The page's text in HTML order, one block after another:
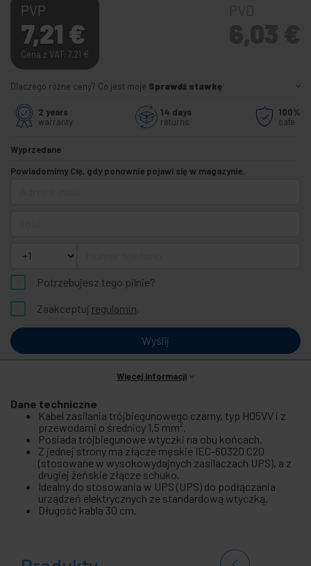
PVP
7,21 €
Cena z VAT: 7,21 €
Dlaczego różne ceny? Co jest moje Sprawdź stawkę
2 years
warranty
14 days
returns
100%
safe
Wyprzedane
Powiadomimy Cię, gdy ponownie pojawi się w magazynie.
Potrzebujesz tego pilnie?
Zaakceptuj regulamin.
Wyślij
Więcej informacji
Dane techniczne
Kabel zasilania trójbiegunowego czarny, typ H05VV i z
przewodami o średnicy 1,5 mm².
Posiada trójbiegunowe wtyczki na obu końcach.
Z jednej strony ma złącze męskie IEC-60320 C20
(stosowane w wysokowydajnych zasilaczach UPS), a z
drugiej żeńskie złącze schuko.
Idealny do stosowania w UPS (UPS) do podłączania
urządzeń elektrycznych ze standardową wtyczką.
Długość kabla 30 cm.